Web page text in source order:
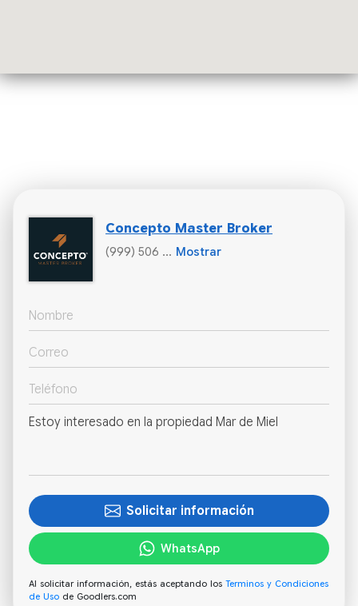
Concepto Master Broker
(999) 506 ... Mostrar
Solicitar información
WhatsApp
Al solicitar información, estás aceptando los Terminos y Condiciones
de Uso de Goodlers.com